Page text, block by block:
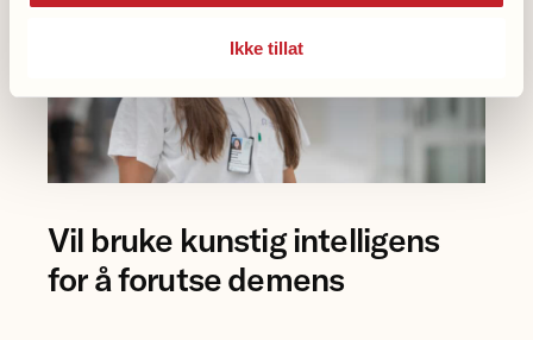
Ikke tillat
av
forsker
Vil bruke kunstig intelligens
for å forutse demens